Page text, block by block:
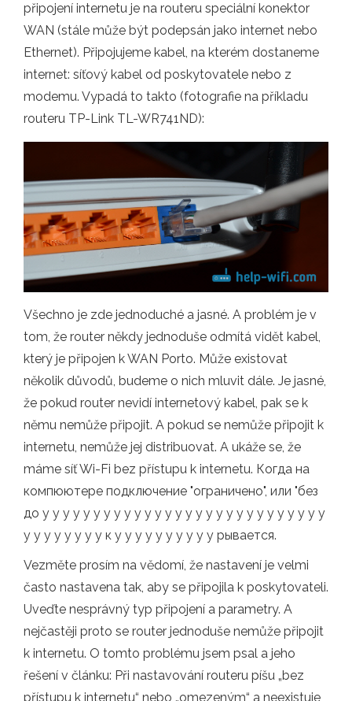
připojení internetu je na routeru speciální konektor
WAN (stále může být podepsán jako internet nebo
Ethernet). Připojujeme kabel, na kterém dostaneme
internet: síťový kabel od poskytovatele nebo z
modemu. Vypadá to takto (fotografie na příkladu
routeru TP-Link TL-WR741ND):
Všechno je zde jednoduché a jasné. A problém je v
tom, že router někdy jednoduše odmítá vidět kabel,
který je připojen k WAN Porto. Může existovat
několik důvodů, budeme o nich mluvit dále. Je jasné,
že pokud router nevidí internetový kabel, pak se k
němu nemůže připojit. A pokud se nemůže připojit k
internetu, nemůže jej distribuovat. A ukáže se, že
máme síť Wi-Fi bez přístupu k internetu. Когда на
компюютере подключение "ограничено", или "без
до у у у у у у у у у у у у у у у у у у у у у у у у у у у у
у у у у у у у у к у у у у у у у у у у рывается.
Vezměte prosím na vědomí, že nastavení je velmi
často nastavena tak, aby se připojila k poskytovateli.
Uveďte nesprávný typ připojení a parametry. A
nejčastěji proto se router jednoduše nemůže připojit
k internetu. O tomto problému jsem psal a jeho
řešení v článku: Při nastavování routeru píšu „bez
přístupu k internetu“ nebo „omezeným“ a neexistuje